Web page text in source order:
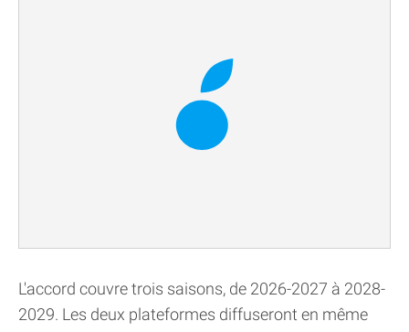
L'accord couvre trois saisons, de 2026-2027 à 2028-
2029. Les deux plateformes diffuseront en même